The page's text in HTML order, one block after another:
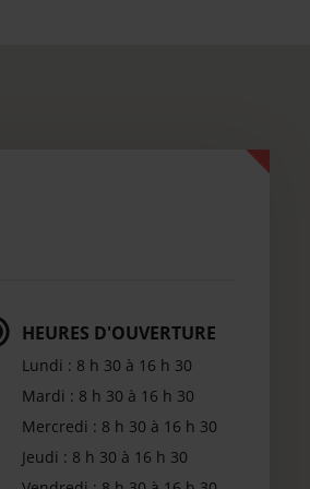
HEURES D'OUVERTURE
Lundi : 8 h 30 à 16 h 30
Mardi : 8 h 30 à 16 h 30
Mercredi : 8 h 30 à 16 h 30
Jeudi : 8 h 30 à 16 h 30